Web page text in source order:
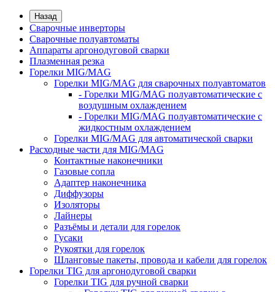
Назад
Сварочные инверторы
Сварочные полуавтоматы
Аппараты аргонодуговой сварки
Плазменная резка
Горелки MIG/MAG
Горелки MIG/MAG для сварочных полуавтоматов
- Горелки MIG/MAG полуавтоматические с
воздушным охлаждением
- Горелки MIG/MAG полуавтоматические с
жидкостным охлаждением
Горелки MIG/MAG для автоматической сварки
Расходные части для MIG/MAG
Контактные наконечники
Газовые сопла
Адаптер наконечника
Диффузоры
Изоляторы
Лайнеры
Разъёмы и детали для горелок
Гусаки
Рукоятки для горелок
Шланговые пакеты, провода и кабели для горелок
Горелки TIG для аргонодуговой сварки
Горелки TIG для ручной сварки